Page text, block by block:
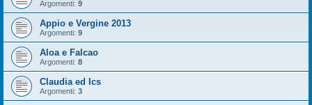
Argomenti: 9
Appio e Vergine 2013
Argomenti: 9
Aloa e Falcao
Argomenti: 8
Claudia ed Ics
Argomenti: 3